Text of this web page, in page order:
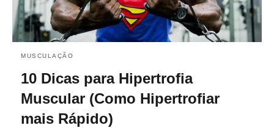
MUSCULAÇÃO
10 Dicas para Hipertrofia
Muscular (Como Hipertrofiar
mais Rápido)